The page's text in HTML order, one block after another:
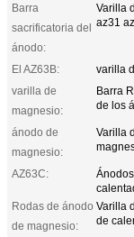
Barra
sacrificatoria del
ánodo:
Varilla
az31
El AZ63B:
varilla
varilla de
magnesio:
Barra
de los
ánodo de
magnesio:
Varilla
AZ63C:
Rodas de ánodo
de magnesio:
Varilla
de